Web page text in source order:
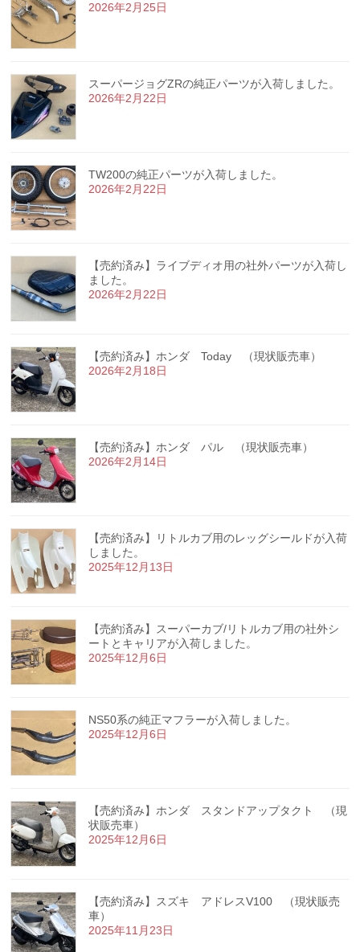
2026年2月25日
スーパージョグZRの純正パーツが入荷しました。
2026年2月22日
TW200の純正パーツが入荷しました。
2026年2月22日
【売約済み】ライブディオ用の社外パーツが入荷し
ました。
2026年2月22日
【売約済み】ホンダ Today （現状販売車）
2026年2月18日
【売約済み】ホンダ パル （現状販売車）
2026年2月14日
【売約済み】リトルカブ用のレッグシールドが入荷
しました。
2025年12月13日
【売約済み】スーパーカブ/リトルカブ用の社外シ
ートとキャリアが入荷しました。
2025年12月6日
NS50系の純正マフラーが入荷しました。
2025年12月6日
【売約済み】ホンダ スタンドアップタクト （現
状販売車）
2025年12月6日
【売約済み】スズキ アドレスV100 （現状販売
車）
2025年11月23日